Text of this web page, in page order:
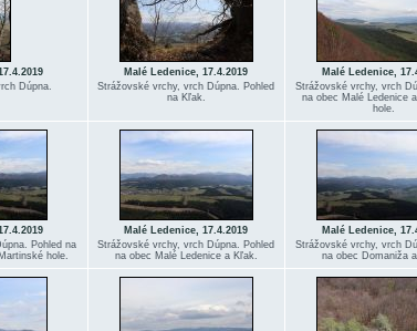
Dúpna.
Malé Ledenice, 17.4.2019
Strážovské vrchy, vrch Dúpna. Pohled
na Kľak.
Malé Ledenice,
Strážovské vrchy, vrch
na obec Malé Ledenice
hole.
Pohled na
hole.
Malé Ledenice, 17.4.2019
Strážovské vrchy, vrch Dúpna. Pohled
na obec Malé Ledenice a Kľak.
Malé Ledenice,
Strážovské vrchy, vrch
na obec Domaniža